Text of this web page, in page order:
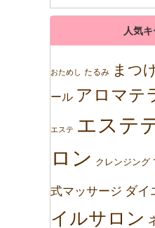
人気
おためし たるみ まつ
ール アロマテ
エステ エステ
ロン クレンジング
式マッサージ ダイ
イルサロン